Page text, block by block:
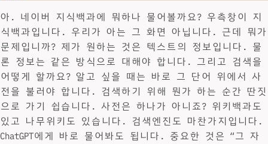
아. 네이버 지식백과에 뭐하나 물어볼까요? 우측창이 지
식백과입니다. 우리가 아는 그 화면 아닙니다. 근데 뭐가
문제입니까? 제가 원하는 것은 텍스트의 정보입니다. 물
론 정보는 같은 방식으로 대해야 합니다. 그리고 검색을
어떻게 할까요? 알고 싶을 때는 바로 그 단어 위에서 사
전을 불러야 합니다. 검색하기 위해 뭔가 하는 순간 딴짓
으로 가기 쉽습니다. 사전은 하나가 아니죠? 위키백과도
있고 나무위키도 있습니다. 검색엔진도 마찬가지입니다.
ChatGPT에게 바로 물어봐도 됩니다. 중요한 것은 “그 자